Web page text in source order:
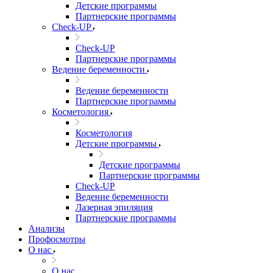
Детские программы
Партнерские программы
Check-UP
Check-UP
Партнерские программы
Ведение беременности
Ведение беременности
Партнерские программы
Косметология
Косметология
Детские программы
Детские программы
Партнерские программы
Check-UP
Ведение беременности
Лазерная эпиляция
Партнерские программы
Анализы
Профосмотры
О нас
О нас